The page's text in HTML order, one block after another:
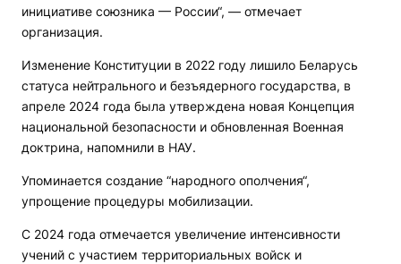
инициативе союзника — России“, — отмечает
организация.
Изменение Конституции в 2022 году лишило Беларусь
статуса нейтрального и безъядерного государства, в
апреле 2024 года была утверждена новая Концепция
национальной безопасности и обновленная Военная
доктрина, напомнили в НАУ.
Упоминается создание “народного ополчения“,
упрощение процедуры мобилизации.
С 2024 года отмечается увеличение интенсивности
учений с участием территориальных войск и